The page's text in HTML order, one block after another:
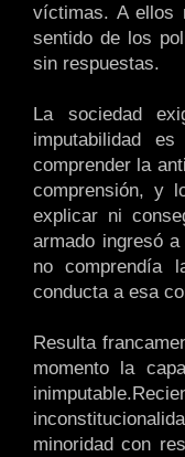
víctimas. A ellos
sentido de los
sin respuestas.
La sociedad
imputabilidad
comprender la
comprensión, y
explicar ni
armado ingresó
no comprendía
conducta a esa
Resulta
momento la
minoridad con